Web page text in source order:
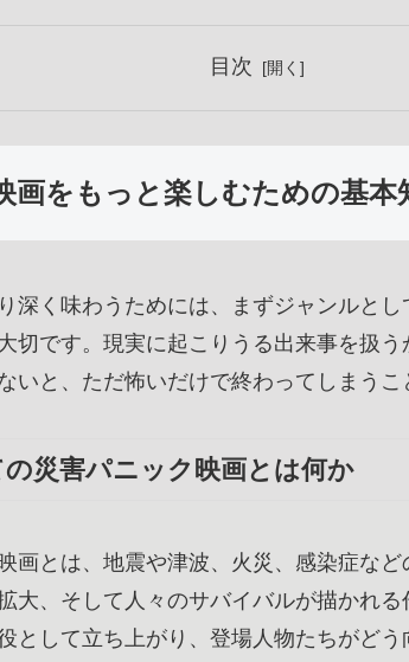
目次
画をもっと楽しむための基本
深く味わうためには、まずジャンルと
切です。現実に起こりうる出来事を扱
いと、ただ怖いだけで終わってしまうこ
災害パニック映画とは何か
画とは、地震や津波、火災、感染症な
大、そして人々のサバイバルが描かれ
として立ち上がり、登場人物たちがど